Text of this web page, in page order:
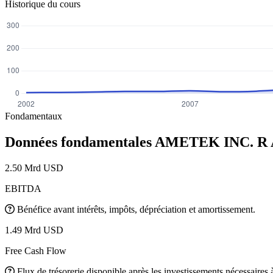
Historique du cours
Fondamentaux
Données fondamentales AMETEK INC. R
2.50 Mrd USD
EBITDA
Bénéfice avant intérêts, impôts, dépréciation et amortissement.
1.49 Mrd USD
Free Cash Flow